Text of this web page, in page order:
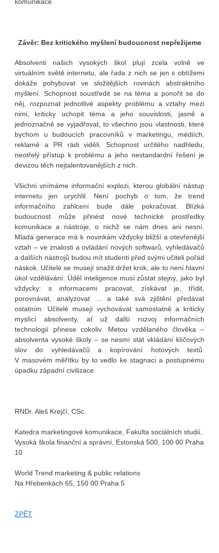
Závěr: Bez kritického myšlení budoucnost nepřežijeme
Absolventi našich vysokých škol plují zcela volně ve
virtuálním světě internetu, ale řada z nich se jen s obtížemi
dokáže pohybovat ve složitějších rovinách abstraktního
myšlení. Schopnost soustředit se na téma a ponořit se do
něj, rozpoznat jednotlivé aspekty problému a vztahy mezi
nimi, kriticky uchopit téma a jeho souvislosti, jasně a
jednoznačně se vyjadřovat, to všechno jsou vlastnosti, které
bychom u budoucích pracovníků v marketingu, médiích,
reklamě a PR rádi viděli. Schopnost určitého nadhledu,
neotřelý přístup k problému a jeho nestandardní řešení je
devizou těch nejtalentovanějších z nich.
Všichni vnímáme informační explozi, kterou globální nástup
internetu jen urychlil. Není pochyb o tom, že trend
informačního zahlcení bude dále pokračovat. Blízká
budoucnost může přinést nové technické prostředky
komunikace a nástroje, o nichž se nám dnes ani nesní.
Mladá generace má k novinkám vždycky bližší a otevřenější
vztah – ve znalosti a ovládání nových softwarů, vyhledávačů
a dalších nástrojů budou mít studenti před svými učiteli pořád
náskok. Učitelé se musejí snažit držet krok, ale to není hlavní
úkol vzdělávání. Úděl inteligence musí zůstat stejný, jako byl
vždycky: s informacemi pracovat, získávat je, třídit,
porovnávat, analyzovat … a také svá zjištění předávat
ostatním. Učitelé musejí vychovávat samostatně a kriticky
myslící absolventy, ať už další rozvoj informačních
technologií přinese cokoliv. Metou vzdělaného člověka –
absolventa vysoké školy – se nesmí stát vkládání klíčových
slov do vyhledávačů a kopírování hotových textů.
V masovém měřítku by to vedlo ke stagnaci a postupnému
úpadku západní civilizace.
RNDr. Aleš Krejčí, CSc.
Katedra marketingové komunikace, Fakulta sociálních studií,
Vysoká škola finanční a správní, Estonská 500, 100 00 Praha
10
World Trend marketing & public relations
Na Hřebenkách 65, 150 00 Praha 5
ZPĚT